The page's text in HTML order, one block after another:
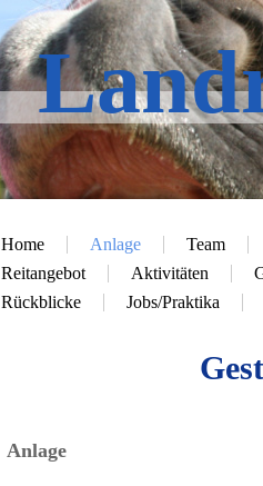
Home Anlage Team
Reitangebot
Aktivitäten
Rückblicke
Jobs/Praktika
Anlage